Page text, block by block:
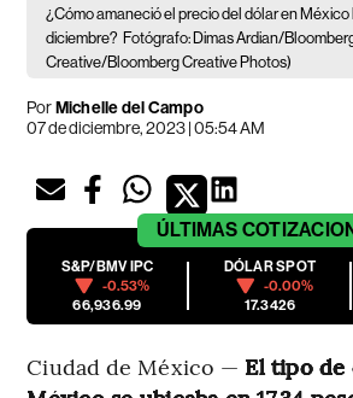
¿Cómo amaneció el precio del dólar en México
diciembre? Fotógrafo: Dimas Ardian/
Creative/Bloomberg Creative Photos)
PorMichelle del Campo
07 de diciembre, 2023 | 05:54 AM
ÚLTIMAS
S&P/BMV IPC
-0.53%
66,936.99
DÓLAR SPOT
-0.00%
17.3426
Ciudad de México — El tipo de